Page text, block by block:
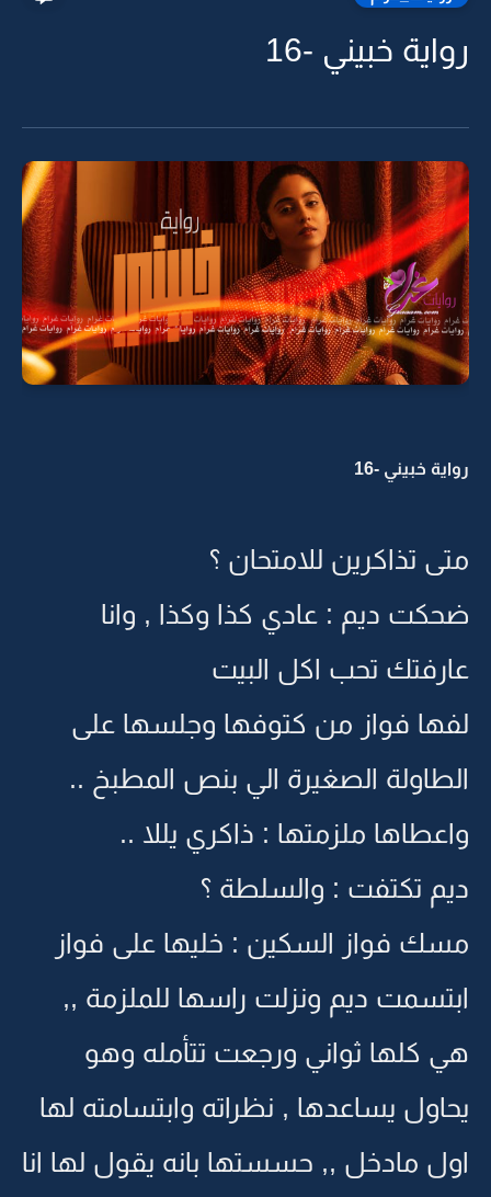
رواية خبيني -16
رواية خبيني -16
متى تذاكرين للامتحان ؟
ضحكت ديم : عادي كذا وكذا , وانا
عارفتك تحب اكل البيت
لفها فواز من كتوفها وجلسها على
الطاولة الصغيرة الي بنص المطبخ ..
واعطاها ملزمتها : ذاكري يللا ..
ديم تكتفت : والسلطة ؟
مسك فواز السكين : خليها على فواز
ابتسمت ديم ونزلت راسها للملزمة ,,
هي كلها ثواني ورجعت تتأمله وهو
يحاول يساعدها , نظراته وابتسامته لها
اول مادخل ,, حسستها بانه يقول لها انا